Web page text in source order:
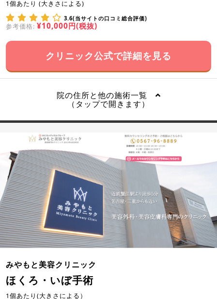
1個あたり (大きさによる)
3.6(当サイトの口コミ総合評価)
参考価格: ¥10,000円(税抜)
クリニック公式で詳細を見る
院の住所と他の施術一覧
（タップで開きます）
みやもと美容クリニック
ほくろ・いぼ手術
1個あたり(大きさによる）